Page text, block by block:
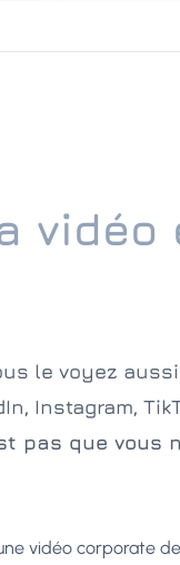
le voyez
Instagram,
pas que vous
vidéo corporate